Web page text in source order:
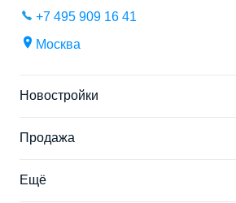
+7 495 909 16 41
Москва
Новостройки
Продажа
Ещё